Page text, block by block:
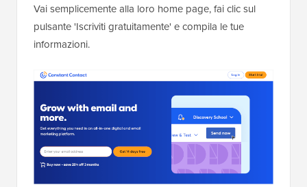
Vai semplicemente alla loro home page, fai clic sul
pulsante 'Iscriviti gratuitamente' e compila le tue
informazioni.